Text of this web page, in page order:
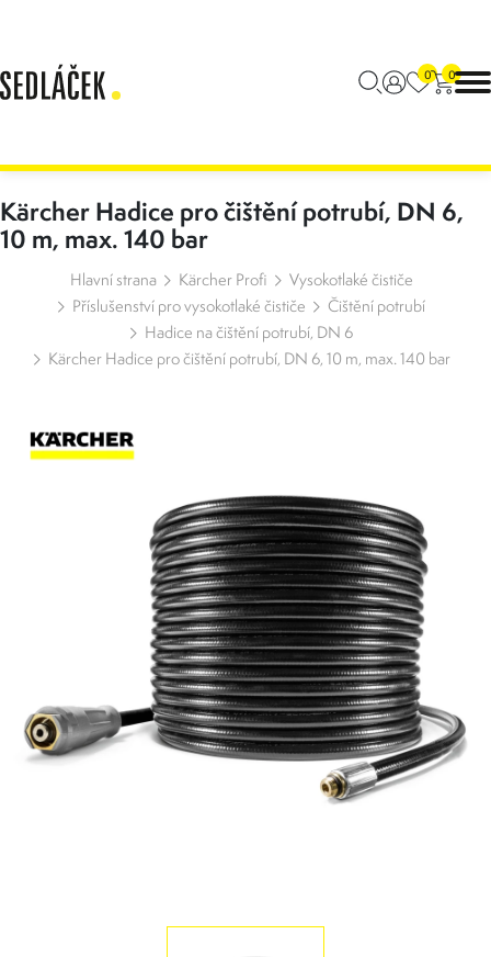
0 0
Kärcher Hadice pro čištění potrubí, DN 6,
10 m, max. 140 bar
Hlavní strana Kärcher Profi
Vysokotlaké čističe
Příslušenství pro vysokotlaké čističe
Čištění potrubí
Hadice na čištění potrubí, DN 6
Kärcher Hadice pro čištění potrubí, DN 6, 10 m, max. 140 bar